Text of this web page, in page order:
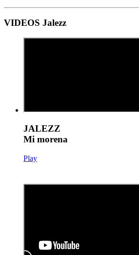
VIDEOS Jalezz
JALEZZ
Mi morena
Play